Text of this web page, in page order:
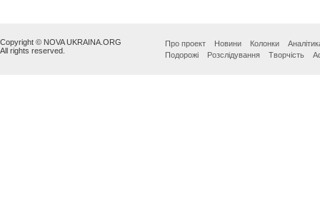
Copyright © NOVA UKRAINA.ORG
All rights reserved.
Про проект Новини Колонки
Подорожі
Розслідування Творчість